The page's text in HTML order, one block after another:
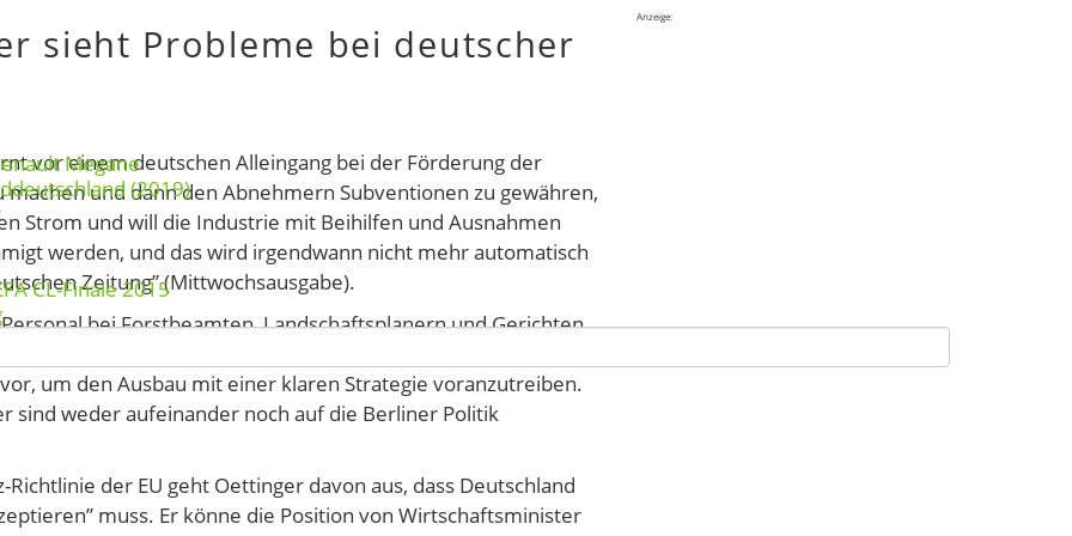
Megane
(2019)
CL-Finale 2015
sieht Probleme bei deutscher
vor einem deutschen Alleingang bei der Förderung der
und dann den Abnehmern Subventionen zu gewähren,
Strom und will die Industrie mit Beihilfen und Ausnahmen
werden, und das wird irgendwann nicht mehr automatisch
Zeitung” (Mittwochsausgabe).
bei Forstbeamten, Landschaftsplanern und Gerichten,
zu beschleunigen. Außerdem schlägt er die
um den Ausbau mit einer klaren Strategie voranzutreiben.
sind weder aufeinander noch auf die Berliner Politik
der EU geht Oettinger davon aus, dass Deutschland
muss. Er könne die Position von Wirtschaftsminister
Anzeige: